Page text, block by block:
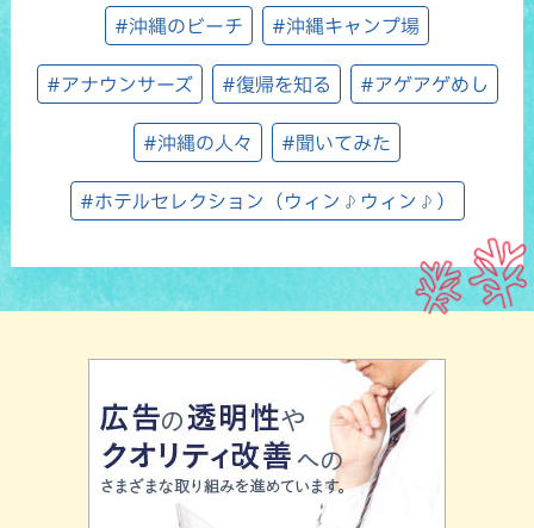
#沖縄のビーチ #沖縄キャンプ場
#アナウンサーズ #復帰を知る #アゲアゲめし
#沖縄の人々 #聞いてみた
#ホテルセレクション（ウィン♪ウィン♪）